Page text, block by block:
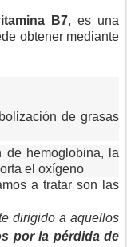
B7, es una
obtener mediante
de grasas
de hemoglobina, la
el oxígeno
a tratar son las
dirigido a aquellos
por la pérdida de